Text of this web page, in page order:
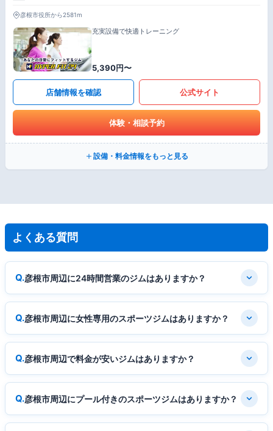
彦根市役所から2581m
充実設備で快適トレーニング
5,390円〜
店舗情報を確認 公式サイト
体験・相談予約
設備・料金情報をもっと見る
よくある質問
彦根市周辺に24時間営業のジムはありますか？
彦根市周辺に女性専用のスポーツジムはありますか？
彦根市周辺で料金が安いジムはありますか？
彦根市周辺にプール付きのスポーツジムはありますか？